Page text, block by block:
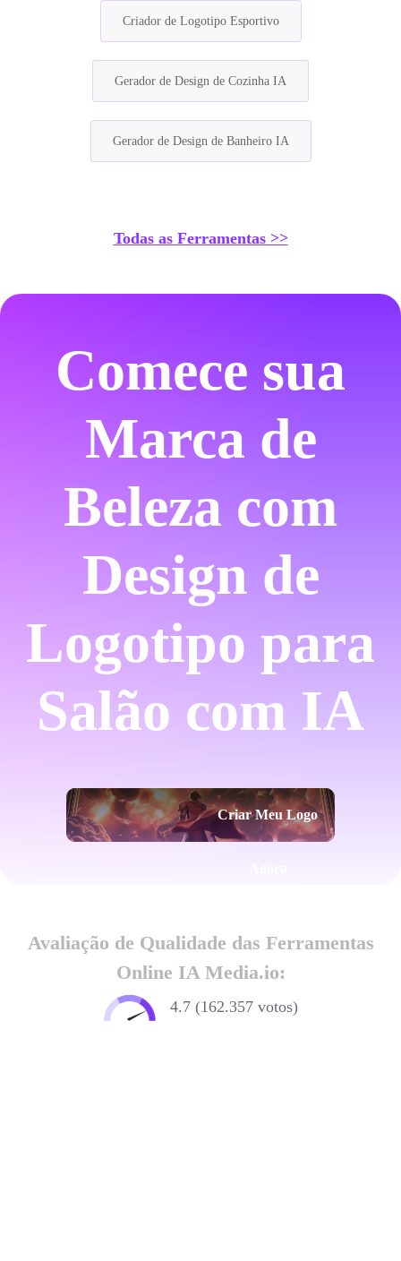
Criador de Logotipo Esportivo
Gerador de Design de Cozinha IA
Gerador de Design de Banheiro IA
Todas as Ferramentas >>
Comece sua
Marca de
Beleza com
Design de
Logotipo para
Salão com IA
Criar Meu Logo
Avaliação de Qualidade das Ferramentas
Online IA Media.io:
4.7 (162.357 votos)